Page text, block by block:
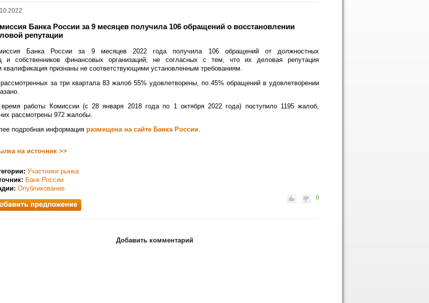
Банка России за 9 месяцев получила 106 обращений о восстановлении
репутации
Банка России за 9 месяцев 2022 года получила 106 обращений от должностных
и собственников финансовых организаций, не согласных с тем, что их деловая репутация
квалификация признаны не соответствующими установленным требованиям.
за три квартала 83 жалоб 55% удовлетворены, по 45% обращений в удовлетворении
работы Комиссии (с 28 января 2018 года по 1 октября 2022 года) поступило 1195 жалоб,
рассмотрены 972 жалобы.
подробная информация размещена на сайте Банка России.
на источник >>
Участники рынка
Банк России
Опубликование
0
Добавить комментарий